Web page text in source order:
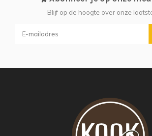
Blijf op de hoogte over onze